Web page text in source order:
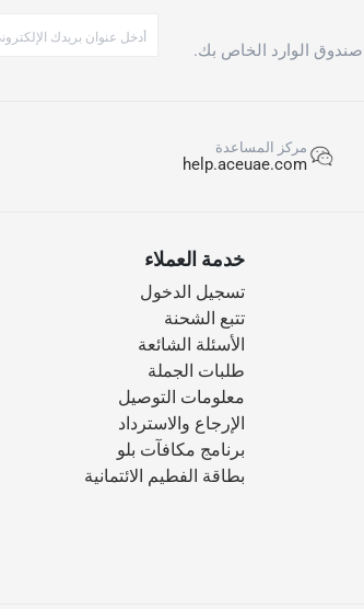
الوارد الخاص بك.
مركز المساعدة
help.aceuae.com
خدمة العملاء
تسجيل الدخول
تتبع الشحنة
الأسئلة الشائعة
طلبات الجملة
معلومات التوصيل
الإرجاع والاسترداد
برنامج مكافآت بلو
بطاقة الفطيم الائتمانية